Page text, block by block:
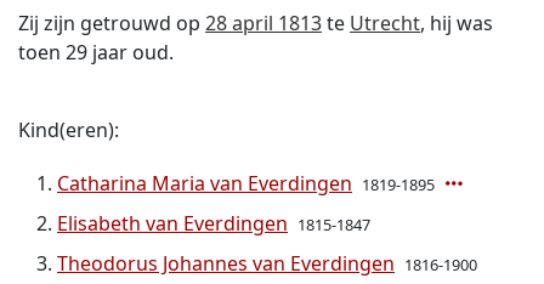
Zij zijn getrouwd op 28 april 1813te Utrecht, hij was
toen 29 jaar oud.
Kind(eren):
Catharina Maria van Everdingen 1819-1895
Elisabeth van Everdingen 1815-1847
Theodorus Johannes van Everdingen 1816-1900